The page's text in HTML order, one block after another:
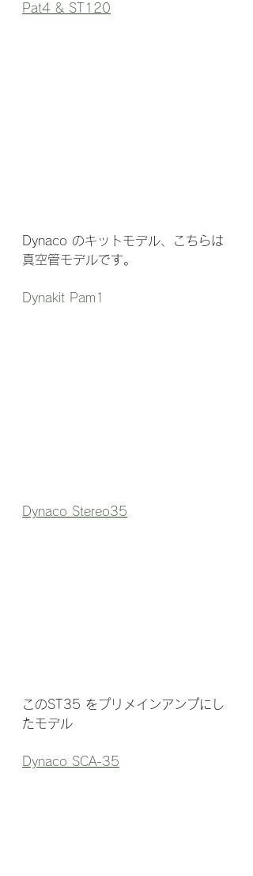
Pat4 & ST120
Dynaco のキットモデル、こちらは
真空管モデルです。
Dynakit Pam1
Dynaco Stereo35
このST35 をプリメインアンプにし
たモデル
Dynaco SCA-35